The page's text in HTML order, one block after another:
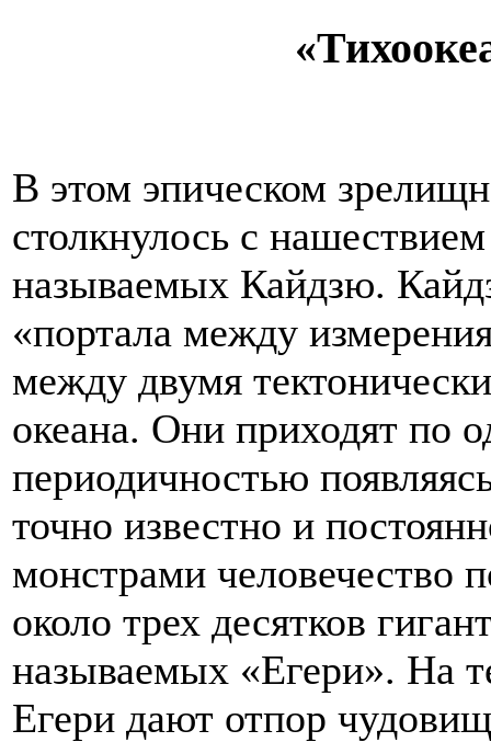
В этом эпическом
столкнулось с
называемых Кайдзю.
«портала между
между двумя
океана. Они приходят по
периодичностью
точно известно и
монстрами человечество
около трех десятков
называемых «Егери». На
Егери дают отпор